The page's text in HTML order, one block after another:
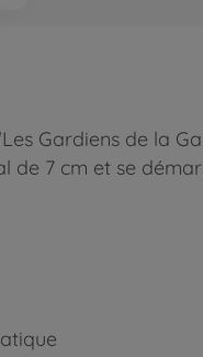
Gardiens de la
de 7 cm et se